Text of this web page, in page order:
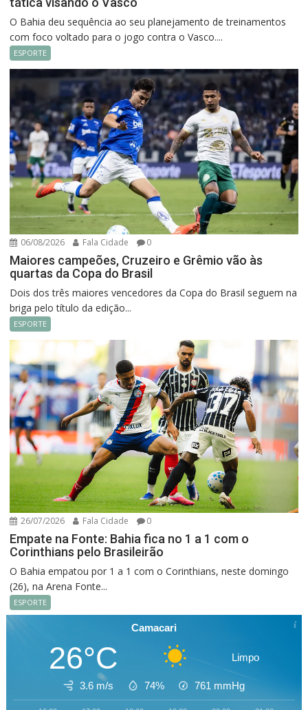
O Bahia deu sequência ao seu planejamento de treinamentos
com foco voltado para o jogo contra o Vasco....
ESPORTE
06/08/2026 Fala Cidade 0
Maiores campeões, Cruzeiro e Grêmio vão às
quartas da Copa do Brasil
Dois dos três maiores vencedores da Copa do Brasil seguem na
briga pelo título da edição...
ESPORTE
26/07/2026 Fala Cidade 0
Empate na Fonte: Bahia fica no 1 a 1 com o
Corinthians pelo Brasileirão
O Bahia empatou por 1 a 1 com o Corinthians, neste domingo
(26), na Arena Fonte...
ESPORTE
Camacari
26°C Limpo
3.6 m/s 74% 761 mmHg